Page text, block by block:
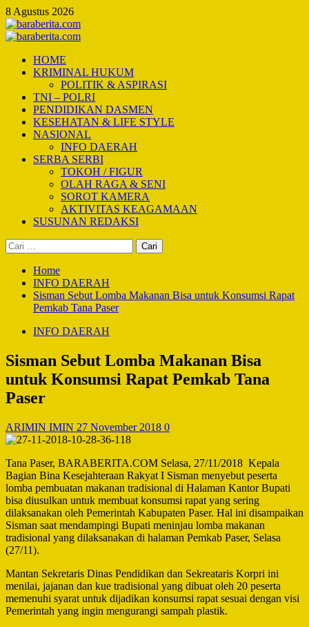
Skip
to
content
8 Agustus 2026
Primary
HOME
KRIMINAL HUKUM
POLITIK & ASPIRASI
TNI – POLRI
PENDIDIKAN DASMEN
KESEHATAN & LIFE STYLE
NASIONAL
INFO DAERAH
SERBA SERBI
TOKOH / FIGUR
OLAH RAGA & SENI
SOROT KAMERA
AKTIVITAS KEAGAMAAN
SUSUNAN REDAKSI
Cari
untuk:
Home
INFO DAERAH
Sisman Sebut Lomba Makanan Bisa untuk Konsumsi Rapat
Pemkab Tana Paser
INFO DAERAH
Sisman Sebut Lomba Makanan Bisa
untuk Konsumsi Rapat Pemkab Tana
Paser
ARIMIN IMIN 27 November 2018 0
Tana Paser, BARABERITA.COM Selasa, 27/11/2018 Kepala
Bagian Bina Kesejahteraan Rakyat I Sisman menyebut peserta
lomba pembuatan makanan tradisional di Halaman Kantor Bupati
bisa diusulkan untuk membuat konsumsi rapat yang sering
dilaksanakan oleh Pemerintah Kabupaten Paser. Hal ini disampaikan
Sisman saat mendampingi Bupati meninjau lomba makanan
tradisional yang dilaksanakan di halaman Pemkab Paser, Selasa
(27/11).
Mantan Sekretaris Dinas Pendidikan dan Sekreataris Korpri ini
menilai, jajanan dan kue tradisional yang dibuat oleh 20 peserta
memenuhi syarat untuk dijadikan konsumsi rapat sesuai dengan visi
Pemerintah yang ingin mengurangi sampah plastik.